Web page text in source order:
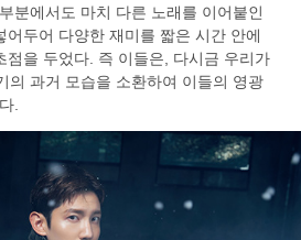
분에서도 마치 다른 노래를 이어붙인
어두어 다양한 재미를 짧은 시간 안에
점을 두었다. 즉 이들은, 다시금 우리가
의 과거 모습을 소환하여 이들의 영광
.